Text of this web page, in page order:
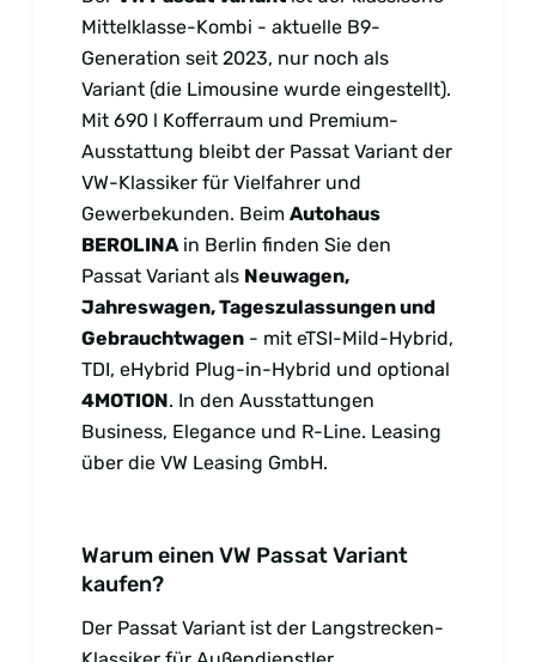
Mittelklasse-Kombi - aktuelle B9-
Generation seit 2023, nur noch als
Variant (die Limousine wurde eingestellt).
Mit 690 l Kofferraum und Premium-
Ausstattung bleibt der Passat Variant der
VW-Klassiker für Vielfahrer und
Gewerbekunden. Beim Autohaus
BEROLINA in Berlin finden Sie den
Passat Variant als Neuwagen,
Jahreswagen, Tageszulassungen und
Gebrauchtwagen - mit eTSI-Mild-Hybrid,
TDI, eHybrid Plug-in-Hybrid und optional
4MOTION. In den Ausstattungen
Business, Elegance und R-Line. Leasing
über die VW Leasing GmbH.
Warum einen VW Passat Variant
kaufen?
Der Passat Variant ist der Langstrecken-